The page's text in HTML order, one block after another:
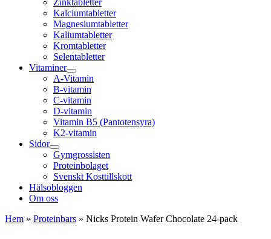
Zinktabletter
Kalciumtabletter
Magnesiumtabletter
Kaliumtabletter
Kromtabletter
Selentabletter
Vitaminer
A-Vitamin
B-vitamin
C-vitamin
D-vitamin
Vitamin B5 (Pantotensyra)
K2-vitamin
Sidor
Gymgrossisten
Proteinbolaget
Svenskt Kosttillskott
Hälsobloggen
Om oss
Hem » Proteinbars » Nicks Protein Wafer Chocolate 24-pack